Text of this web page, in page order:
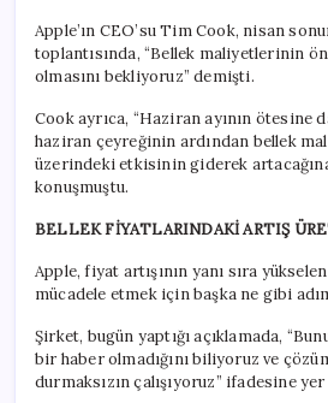
Apple’ın CEO’su Tim Cook, nisan
toplantısında, “Bellek maliyetlerinin
olmasını bekliyoruz” demişti.
Cook ayrıca, “Haziran ayının ötesine
haziran çeyreğinin ardından bellek
üzerindeki etkisinin giderek
konuşmuştu.
BELLEK FİYATLARINDAKİ ARTIŞ
Apple, fiyat artışının yanı sıra
mücadele etmek için başka ne gibi
Şirket, bugün yaptığı açıklamada,
bir haber olmadığını biliyoruz ve
durmaksızın çalışıyoruz” ifadesine